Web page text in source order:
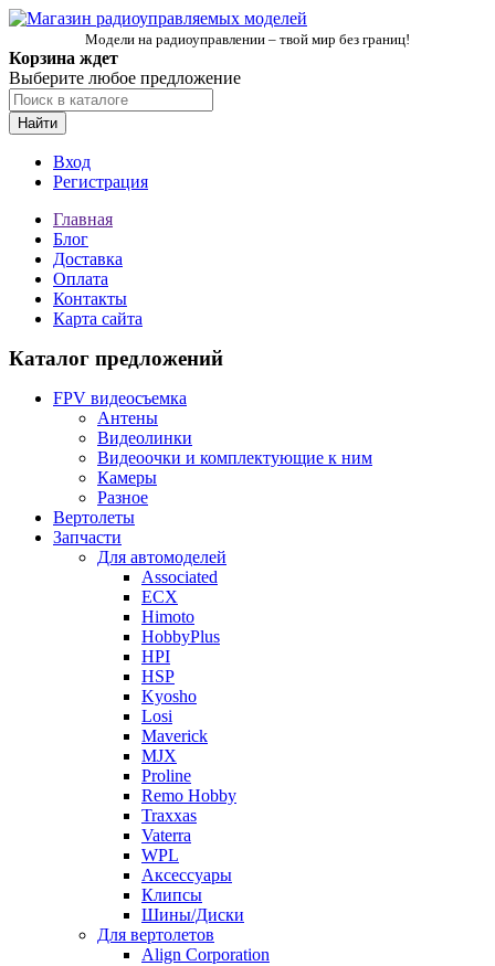
Модели на радиоуправлении – твой мир без границ!
Корзина ждет
Выберите любое предложение
Найти
Вход
Регистрация
Главная
Блог
Доставка
Оплата
Контакты
Карта сайта
Каталог предложений
FPV видеосъемка
Антены
Видеолинки
Видеоочки и комплектующие к ним
Камеры
Разное
Вертолеты
Запчасти
Для автомоделей
Associated
ECX
Himoto
HobbyPlus
HPI
HSP
Kyosho
Losi
Maverick
MJX
Proline
Remo Hobby
Traxxas
Vaterra
WPL
Аксессуары
Клипсы
Шины/Диски
Для вертолетов
Align Corporation